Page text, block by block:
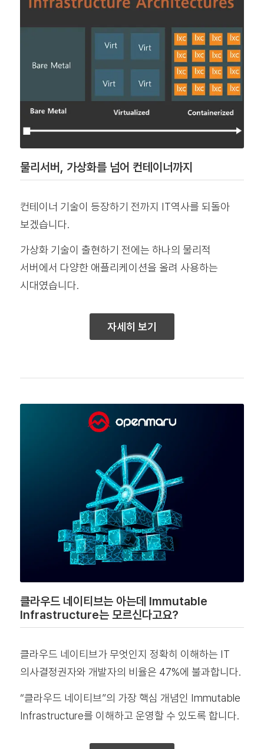
물리서버, 가상화를 넘어 컨테이너까지
컨테이너 기술이 등장하기 전까지 IT역사를 되돌아
보겠습니다.
가상화 기술이 출현하기 전에는 하나의 물리적
서버에서 다양한 애플리케이션을 올려 사용하는
시대였습니다.
자세히 보기
클라우드 네이티브는 아는데 Immutable
Infrastructure는 모르신다고요?
클라우드 네이티브가 무엇인지 정확히 이해하는 IT
의사결정권자와 개발자의 비율은 47%에 불과합니다.
“클라우드 네이티브”의 가장 핵심 개념인 Immutable
Infrastructure를 이해하고 운영할 수 있도록 합니다.